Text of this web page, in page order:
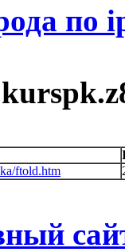
по
ftold.htm